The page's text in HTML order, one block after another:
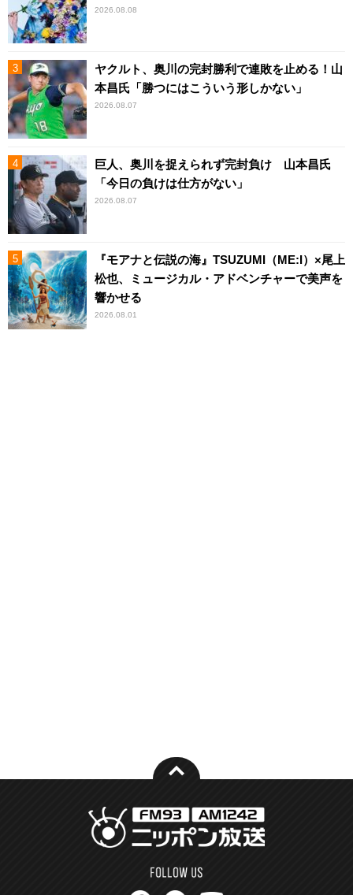
2026.08.08
ヤクルト、奥川の完封勝利で連敗を止める！山
本昌氏「勝つにはこういう形しかない」
2026.08.07
巨人、奥川を捉えられず完封負け 山本昌氏
「今日の負けは仕方がない」
2026.08.07
『モアナと伝説の海』TSUZUMI（ME:I）×尾上
松也、ミュージカル・アドベンチャーで美声を
響かせる
2026.08.01